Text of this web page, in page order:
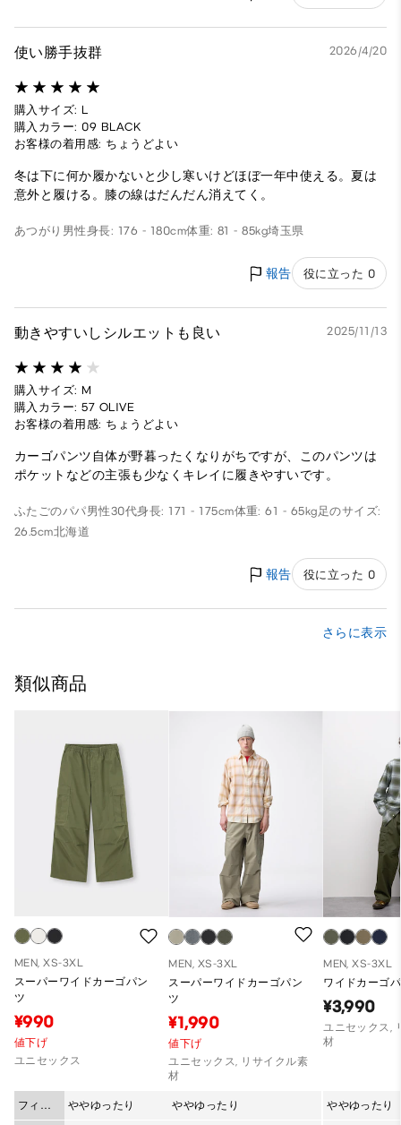
使い勝手抜群 2026/4/20
購入サイズ: L
購入カラー: 09 BLACK
お客様の着用感: ちょうどよい
冬は下に何か履かないと少し寒いけどほぼ一年中使える。夏は
意外と履ける。膝の線はだんだん消えてく。
あつがり 男性身長: 176 - 180cm体重: 81 - 85kg埼玉県
報告 役に立った 0
動きやすいしシルエットも良い 2025/11/13
購入サイズ: M
購入カラー: 57 OLIVE
お客様の着用感: ちょうどよい
カーゴパンツ自体が野暮ったくなりがちですが、このパンツは
ポケットなどの主張も少なくキレイに履きやすいです。
ふたごのパパ男性30代身長: 171 - 175cm体重: 61 - 65kg足のサイズ:
26.5cm北海道
報告 役に立った 0
さらに表示
類似商品
MEN, XS-3XL
スーパーワイドカーゴパン
ツ
¥990
値下げ
ユニセックス
フィッ
ト
ややゆったり
MEN, XS-3XL
スーパーワイドカーゴパン
ツ
¥1,990
値下げ
ユニセックス, リサイクル素
材
ややゆったり
MEN, XS-3XL
ワイドカーゴ
¥3,990
ユニセックス,
材
ややゆったり